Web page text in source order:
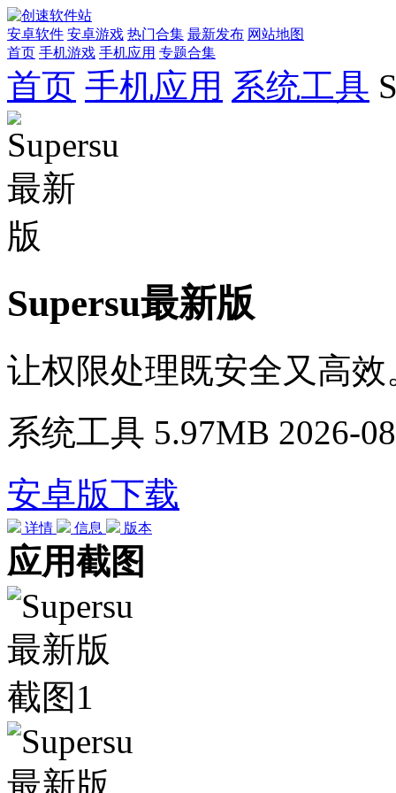
安卓软件 安卓游戏 热门合集 最新发布 网站地图
首页 手机游戏 手机应用 专题合集
首页 手机应用 系统工具
Supersu最新版
让权限处理既安全又高效
系统工具 5.97MB 2026-
安卓版下载
详情 信息 版本
应用截图